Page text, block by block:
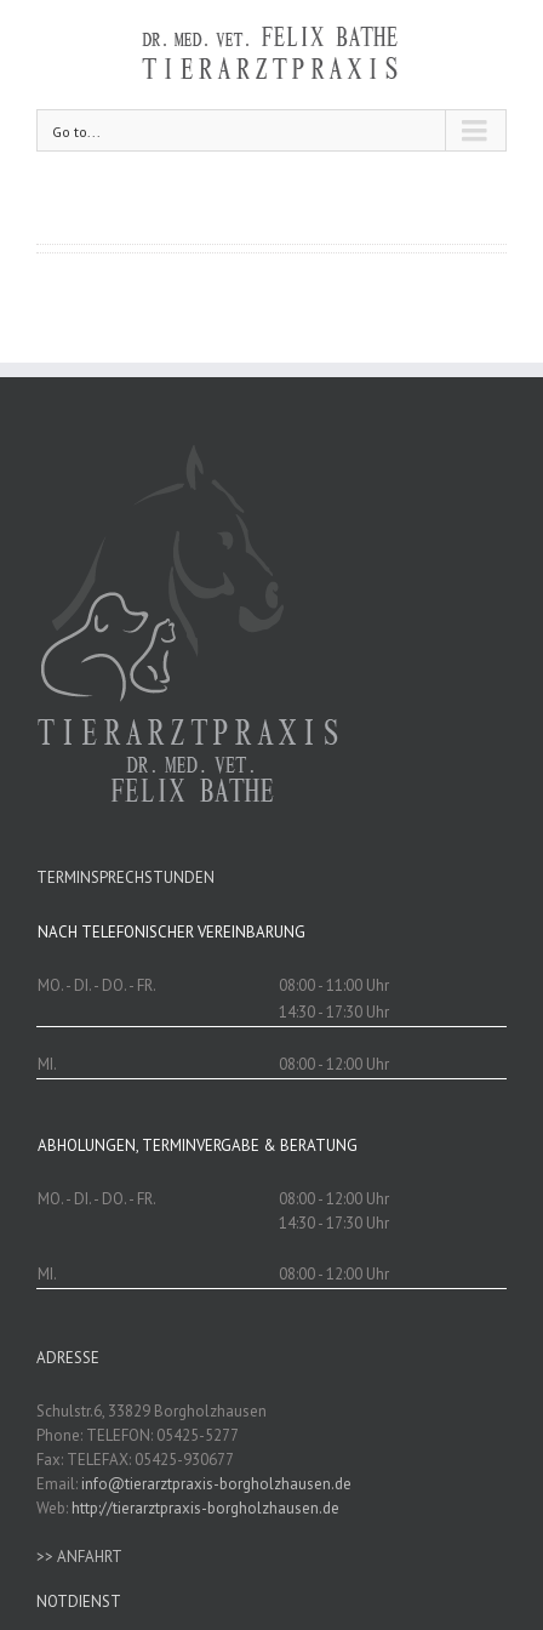
Go to...
TERMINSPRECHSTUNDEN
NACH TELEFONISCHER VEREINBARUNG
MO. - DI. - DO. - FR.
08:00 - 11:00 Uhr
14:30 - 17:30 Uhr
MI. 08:00 - 12:00 Uhr
ABHOLUNGEN, TERMINVERGABE & BERATUNG
MO. - DI. - DO. - FR.
08:00 - 12:00 Uhr
14:30 - 17:30 Uhr
MI. 08:00 - 12:00 Uhr
ADRESSE
Schulstr.6, 33829 Borgholzhausen
Phone: TELEFON: 05425-5277
Fax: TELEFAX: 05425-930677
Email: info@tierarztpraxis-borgholzhausen.de
Web: http://tierarztpraxis-borgholzhausen.de
>> ANFAHRT
NOTDIENST